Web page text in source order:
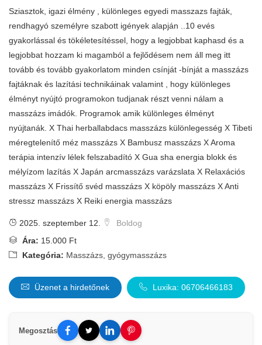
Sziasztok, igazi élmény , különleges egyedi masszazs fajták,
rendhagyó személyre szabott igények alapján ..10 evés
gyakorlással és tökéletesítéssel, hogy a legjobbat kaphasd és a
legjobbat hozzam ki magamból a fejlődésem nem áll meg itt
tovább és tovább gyakorlatom minden csínját -bínját a masszázs
fajtáknak és lazítási technikáinak valamint , hogy különleges
élményt nyújtó programokon tudjanak részt venni nálam a
masszázs imádók. Programok amik különleges élményt
nyújtanák. X Thai herballabdacs masszázs különlegesség X Tibeti
méregtelenítő méz masszázs X Bambusz masszázs X Aroma
terápia intenzív lélek felszabadító X Gua sha energia blokk és
mélyízom lazítás X Japán arcmasszázs varázslata X Relaxációs
masszázs X Frissítő svéd masszázs X köpöly masszázs X Anti
stressz masszázs X Reiki energia masszázs
2025. szeptember 12.
Boldog
Ára: 15.000 Ft
Kategória: Masszázs, gyógymasszázs
Üzenet a hirdetőnek Luxika: 06706466183
Megosztás